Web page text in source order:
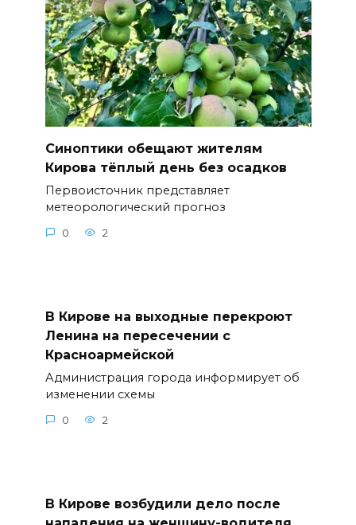
Синоптики обещают жителям
Кирова тёплый день без осадков
Первоисточник представляет
метеорологический прогноз
0 2
В Кирове на выходные перекроют
Ленина на пересечении с
Красноармейской
Администрация города информирует об
изменении схемы
0 2
В Кирове возбудили дело после